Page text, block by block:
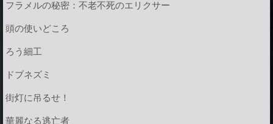
フラメルの秘密：不老不死のエリクサー
頭の使いどころ
ろう細工
ドブネズミ
街灯に吊るせ！
華麗なる逃亡者